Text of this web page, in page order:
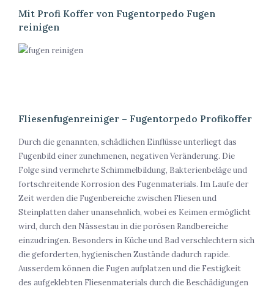
Mit Profi Koffer von Fugentorpedo Fugen
reinigen
Fliesenfugenreiniger – Fugentorpedo Profikoffer
Durch die genannten, schädlichen Einflüsse unterliegt das
Fugenbild einer zunehmenen, negativen Veränderung. Die
Folge sind vermehrte Schimmelbildung, Bakterienbeläge und
fortschreitende Korrosion des Fugenmaterials. Im Laufe der
Zeit werden die Fugenbereiche zwischen Fliesen und
Steinplatten daher unansehnlich, wobei es Keimen ermöglicht
wird, durch den Nässestau in die porösen Randbereiche
einzudringen. Besonders in Küche und Bad verschlechtern sich
die geforderten, hygienischen Zustände dadurch rapide.
Ausserdem können die Fugen aufplatzen und die Festigkeit
des aufgeklebten Fliesenmaterials durch die Beschädigungen